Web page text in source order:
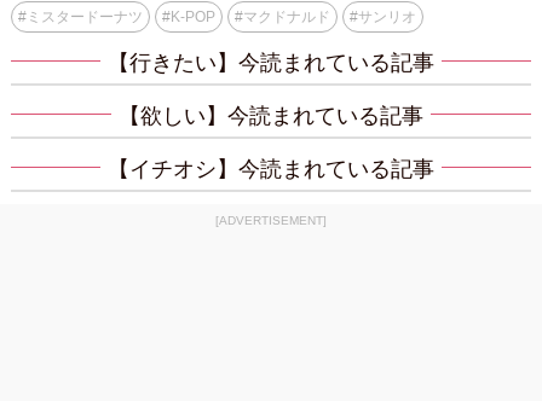
#ミスタードーナツ #K-POP #マクドナルド #サンリオ
【行きたい】今読まれている記事
【欲しい】今読まれている記事
【イチオシ】今読まれている記事
[ADVERTISEMENT]